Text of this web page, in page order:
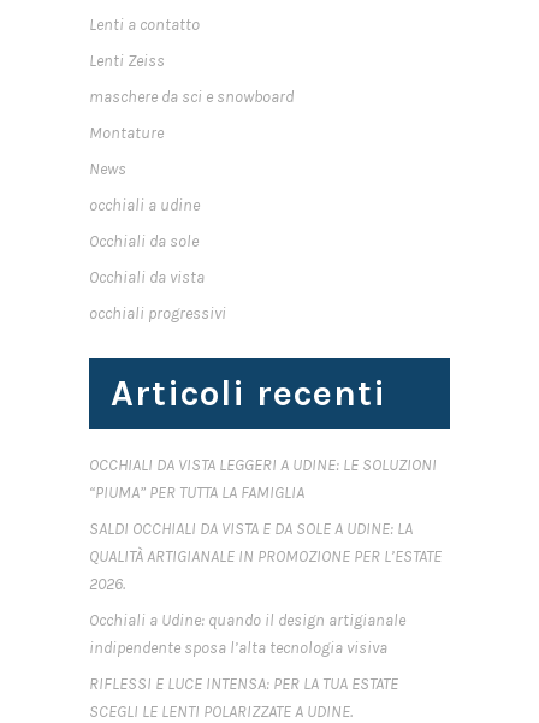
Lenti a contatto
Lenti Zeiss
maschere da sci e snowboard
Montature
News
occhiali a udine
Occhiali da sole
Occhiali da vista
occhiali progressivi
Articoli recenti
OCCHIALI DA VISTA LEGGERI A UDINE: LE SOLUZIONI
“PIUMA” PER TUTTA LA FAMIGLIA
SALDI OCCHIALI DA VISTA E DA SOLE A UDINE: LA
QUALITÀ ARTIGIANALE IN PROMOZIONE PER L’ESTATE
2026.
Occhiali a Udine: quando il design artigianale
indipendente sposa l’alta tecnologia visiva
RIFLESSI E LUCE INTENSA: PER LA TUA ESTATE
SCEGLI LE LENTI POLARIZZATE A UDINE.